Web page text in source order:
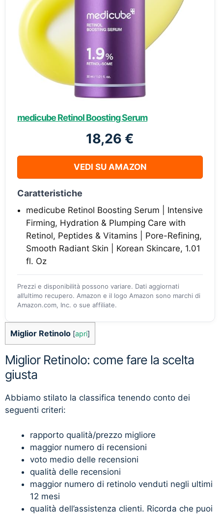
medicube Retinol Boosting Serum
18,26 €
VEDI SU AMAZON
Caratteristiche
medicube Retinol Boosting Serum | Intensive
Firming, Hydration & Plumping Care with
Retinol, Peptides & Vitamins | Pore-Refining,
Smooth Radiant Skin | Korean Skincare, 1.01
fl. Oz
Prezzi e disponibilità possono variare. Dati aggiornati
all’ultimo recupero. Amazon e il logo Amazon sono marchi di
Amazon.com, Inc. o sue affiliate.
Miglior Retinolo [apri]
Miglior Retinolo: come fare la scelta
giusta
Abbiamo stilato la classifica tenendo conto dei
seguenti criteri:
rapporto qualità/prezzo migliore
maggior numero di recensioni
voto medio delle recensioni
qualità delle recensioni
maggior numero di retinolo venduti negli ultimi
12 mesi
qualità dell’assistenza clienti. Ricorda che puoi